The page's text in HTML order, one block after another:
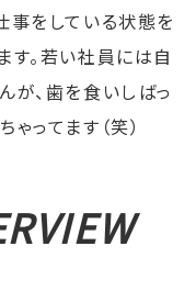
事をしている状態を
す。若い社員には自
が、歯を食いしばっ
ってます（笑）